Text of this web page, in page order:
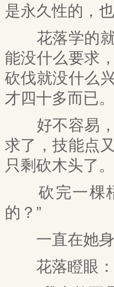
是永久性的，
花落学的就
能没什么要求
砍伐就没什么
才四十多而已。
好不容易，
求了，技能点
只剩砍木头了。
砍完一棵梧
的？”
一直在她身
花落瞪眼：“